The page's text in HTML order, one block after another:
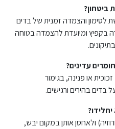
ביטחון?
והצמדה זמנית של בדים
בקפיץ ומיועדת להצמדה בטוחה
עדינים?
או פנינה, בגימור
בדים בהירים ורגישים.
ולאחסן אותן במקום יבש,